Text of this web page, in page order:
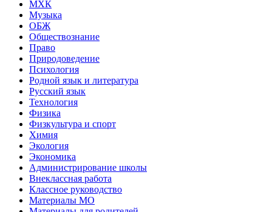
МХК
Музыка
ОБЖ
Обществознание
Право
Природоведение
Психология
Родной язык и литература
Русский язык
Технология
Физика
Физкультура и спорт
Химия
Экология
Экономика
Администрирование школы
Внеклассная работа
Классное руководство
Материалы МО